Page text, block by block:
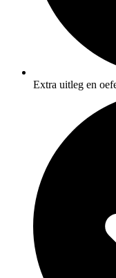
Extra uitleg en